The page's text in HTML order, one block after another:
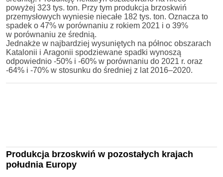
powyżej 323 tys. ton. Przy tym produkcja brzoskwiń
przemysłowych wyniesie niecałe 182 tys. ton. Oznacza to
spadek o 47% w porównaniu z rokiem 2021 i o 39%
w porównaniu ze średnią.
Jednakże w najbardziej wysuniętych na północ obszarach
Katalonii i Aragonii spodziewane spadki wynoszą
odpowiednio -50% i -60% w porównaniu do 2021 r. oraz
-64% i -70% w stosunku do średniej z lat 2016–2020.
Produkcja brzoskwiń w pozostałych krajach
południa Europy